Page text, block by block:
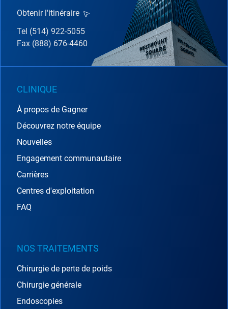
Obtenir l'itinéraire
Tel (514) 922-5055
Fax (888) 676-4460
CLINIQUE
À propos de Gagner
Découvrez notre équipe
Nouvelles
Engagement communautaire
Carrières
Centres d'exploitation
FAQ
NOS TRAITEMENTS
Chirurgie de perte de poids
Chirurgie générale
Endoscopies